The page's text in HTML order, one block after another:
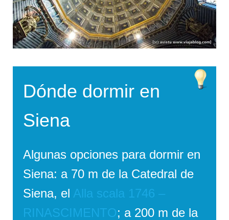
Dónde dormir en
Siena
Algunas opciones para dormir en
Siena: a 70 m de la Catedral de
Siena, el Alla scala 1746 –
RINASCIMENTO; a 200 m de la